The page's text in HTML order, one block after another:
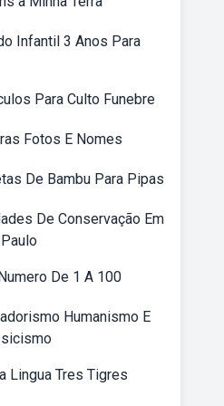
Infantil 3 Anos Para
Para Culto Funebre
Fotos E Nomes
De Bambu Para Pipas
De Conservação Em
De 1 A 100
Humanismo E
Lingua Tres Tigres